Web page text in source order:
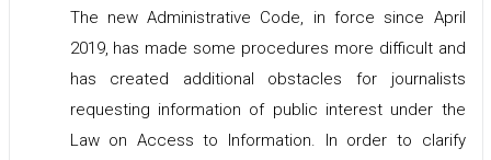
The new Administrative Code, in force since April
2019, has made some procedures more difficult and
has created additional obstacles for journalists
requesting information of public interest under the
Law on Access to Information. In order to clarify